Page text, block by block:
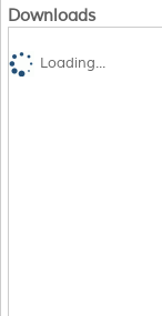
Downloads
Loading...